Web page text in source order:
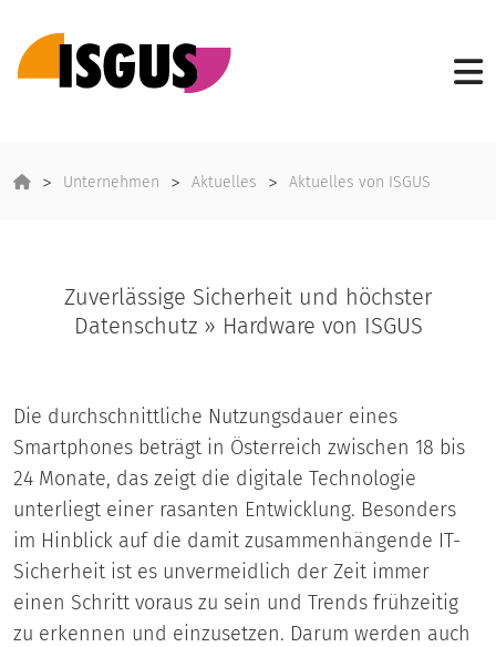
Unternehmen Aktuelles Aktuelles von ISGUS
Zuverlässige Sicherheit und höchster
Datenschutz » Hardware von ISGUS
Die durchschnittliche Nutzungsdauer eines
Smartphones beträgt in Österreich zwischen 18 bis
24 Monate, das zeigt die digitale Technologie
unterliegt einer rasanten Entwicklung. Besonders
im Hinblick auf die damit zusammenhängende IT-
Sicherheit ist es unvermeidlich der Zeit immer
einen Schritt voraus zu sein und Trends frühzeitig
zu erkennen und einzusetzen. Darum werden auch